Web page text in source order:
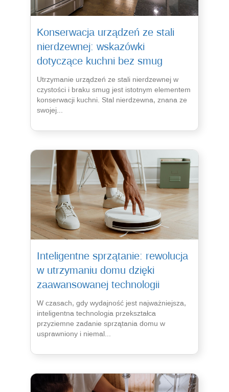
Konserwacja urządzeń ze stali
nierdzewnej: wskazówki
dotyczące kuchni bez smug
Utrzymanie urządzeń ze stali nierdzewnej w
czystości i braku smug jest istotnym elementem
konserwacji kuchni. Stal nierdzewna, znana ze
swojej...
Inteligentne sprzątanie: rewolucja
w utrzymaniu domu dzięki
zaawansowanej technologii
W czasach, gdy wydajność jest najważniejsza,
inteligentna technologia przekształca
przyziemne zadanie sprzątania domu w
usprawniony i niemal...